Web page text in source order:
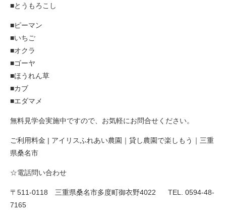
■とうもろこし
■ピーマン
■いちご
■オクラ
■ゴーヤ
■ほうれん草
■カブ
■エダマメ
無料見学会実施中ですので、お気軽にお問合せください。
ご利用料金 | アイリスふれあい農園｜貸し農園で楽しもう｜三重
県桑名市
☆電話問い合わせ
〒511-0118 三重県桑名市多度町御衣野4022
TEL. 0594-48-
7165